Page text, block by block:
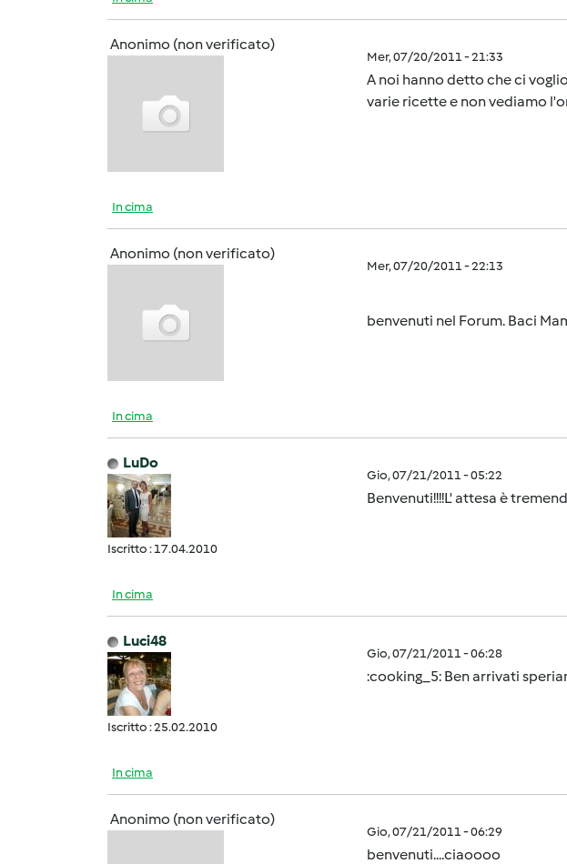
Anonimo (non verificato)
Mer, 07/20/2011 - 21:33
A noi hanno detto che ci
varie ricette e non vediamo
In cima
Anonimo (non verificato)
Mer, 07/20/2011 - 22:13
benvenuti nel Forum. Baci
In cima
LuDo
Iscritto : 17.04.2010
Gio, 07/21/2011 - 05:22
Benvenuti!!!!L' attesa è
In cima
Luci48
Iscritto : 25.02.2010
Gio, 07/21/2011 - 06:28
:cooking_5: Ben arrivati
In cima
Anonimo (non verificato)
Gio, 07/21/2011 - 06:29
benvenuti....ciaoooo